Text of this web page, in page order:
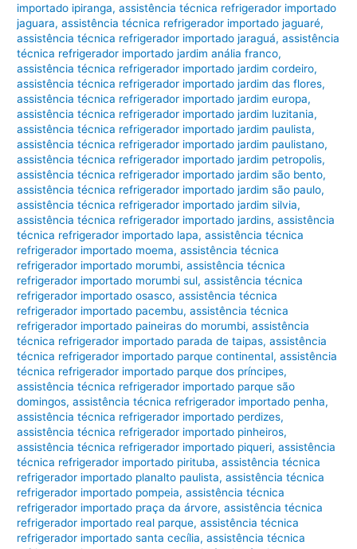
importado ipiranga,assistência técnica refrigerador importado
jaguara,assistência técnica refrigerador importado jaguaré,
assistência técnica refrigerador importado jaraguá,assistência
técnica refrigerador importado jardim anália franco,
assistência técnica refrigerador importado jardim cordeiro,
assistência técnica refrigerador importado jardim das flores,
assistência técnica refrigerador importado jardim europa,
assistência técnica refrigerador importado jardim luzitania,
assistência técnica refrigerador importado jardim paulista,
assistência técnica refrigerador importado jardim paulistano,
assistência técnica refrigerador importado jardim petropolis,
assistência técnica refrigerador importado jardim são bento,
assistência técnica refrigerador importado jardim são paulo,
assistência técnica refrigerador importado jardim silvia,
assistência técnica refrigerador importado jardins,assistência
técnica refrigerador importado lapa,assistência técnica
refrigerador importado moema,assistência técnica
refrigerador importado morumbi,assistência técnica
refrigerador importado morumbi sul,assistência técnica
refrigerador importado osasco,assistência técnica
refrigerador importado pacembu,assistência técnica
refrigerador importado paineiras do morumbi,assistência
técnica refrigerador importado parada de taipas,assistência
técnica refrigerador importado parque continental,assistência
técnica refrigerador importado parque dos príncipes,
assistência técnica refrigerador importado parque são
domingos,assistência técnica refrigerador importado penha,
assistência técnica refrigerador importado perdizes,
assistência técnica refrigerador importado pinheiros,
assistência técnica refrigerador importado piqueri,assistência
técnica refrigerador importado pirituba,assistência técnica
refrigerador importado planalto paulista,assistência técnica
refrigerador importado pompeia,assistência técnica
refrigerador importado praça da árvore,assistência técnica
refrigerador importado real parque,assistência técnica
refrigerador importado santa cecília,assistência técnica